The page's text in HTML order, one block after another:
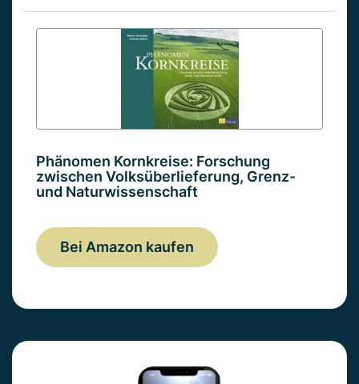
Phänomen Kornkreise: Forschung
zwischen Volksüberlieferung, Grenz-
und Naturwissenschaft
Bei Amazon kaufen